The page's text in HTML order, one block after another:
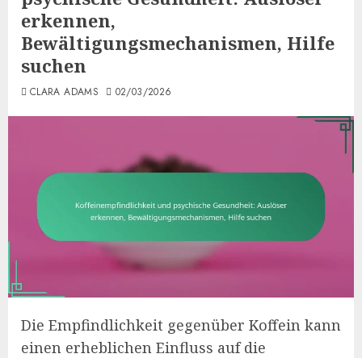
erkennen,
Bewältigungsmechanismen, Hilfe
suchen
CLARA ADAMS 02/03/2026
Die Empfindlichkeit gegenüber Koffein kann
einen erheblichen Einfluss auf die